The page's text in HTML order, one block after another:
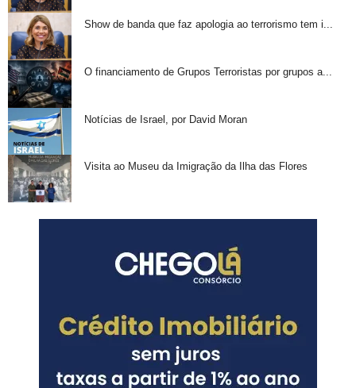
Show de banda que faz apologia ao terrorismo tem i...
O financiamento de Grupos Terroristas por grupos a...
Notícias de Israel, por David Moran
Visita ao Museu da Imigração da Ilha das Flores